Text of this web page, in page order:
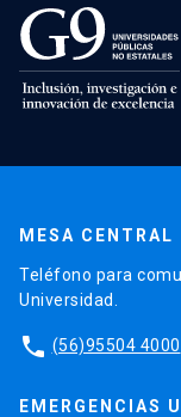
MESA CENTRAL
Teléfono para
Universidad.
phone (56)95504 4000
EMERGENCIAS